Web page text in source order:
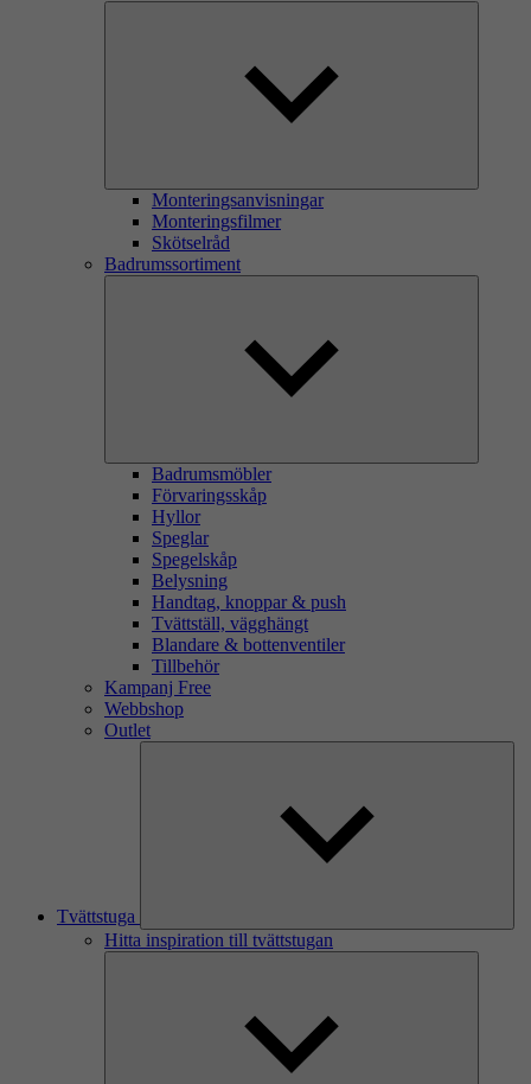
Monteringsanvisningar
Monteringsfilmer
Skötselråd
Badrumssortiment
Badrumsmöbler
Förvaringsskåp
Hyllor
Speglar
Spegelskåp
Belysning
Handtag, knoppar & push
Tvättställ, vägghängt
Blandare & bottenventiler
Tillbehör
Kampanj Free
Webbshop
Outlet
Tvättstuga
Hitta inspiration till tvättstugan